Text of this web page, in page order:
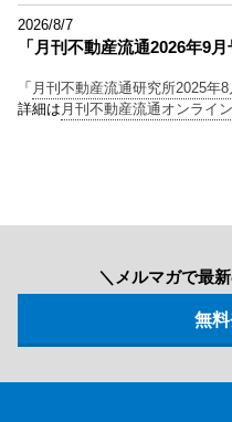
2026/8/7
「月刊不動産流通2026年9月
「 月刊不動産流通研究所2025年
詳細は 月刊不動産流通オンライ
＼メルマガで最